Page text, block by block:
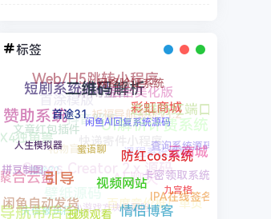
标签
首涂模版
文章红包插件
X4独角兽
赞助系统
短剧系统源码
Web/H5跳转小程序
休闲益智
抖音解析
礼物盲盒
聚合云盘
拼豆制图
人生模拟器
二维码解析
网络验证系统
后台美化版
祈福导航系统V1.2
快递寄件小程序
Cocos Creator 2.x 源码
壁纸源码
失信被执行人引导
蜜语聊
闲鱼AI回复系统源码
彩虹商城
进群防红端口
UI解析计费系统源码
课程系统源码
AI 聊天
小游戏方块鸟冒险
智能课堂 视频网站
防红cos系统
查询系统源码
云商城
卡密领取系统
百度竞价推广单页
企业年报
九宫格
IPA在线签名